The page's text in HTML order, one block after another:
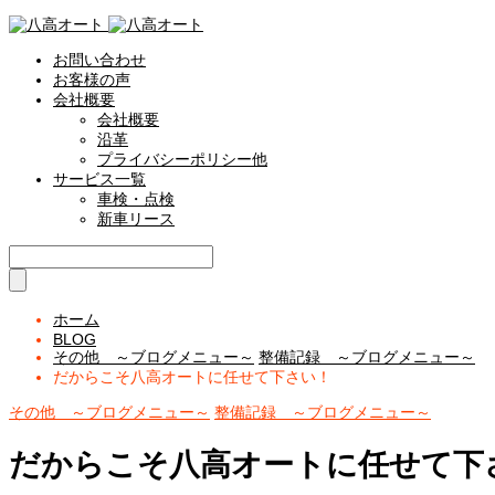
お問い合わせ
お客様の声
会社概要
会社概要
沿革
プライバシーポリシー他
サービス一覧
車検・点検
新車リース
ホーム
BLOG
その他 ～ブログメニュー～ 整備記録 ～ブログメニュー～
だからこそ八高オートに任せて下さい！
その他 ～ブログメニュー～ 整備記録 ～ブログメニュー～
だからこそ八高オートに任せて下